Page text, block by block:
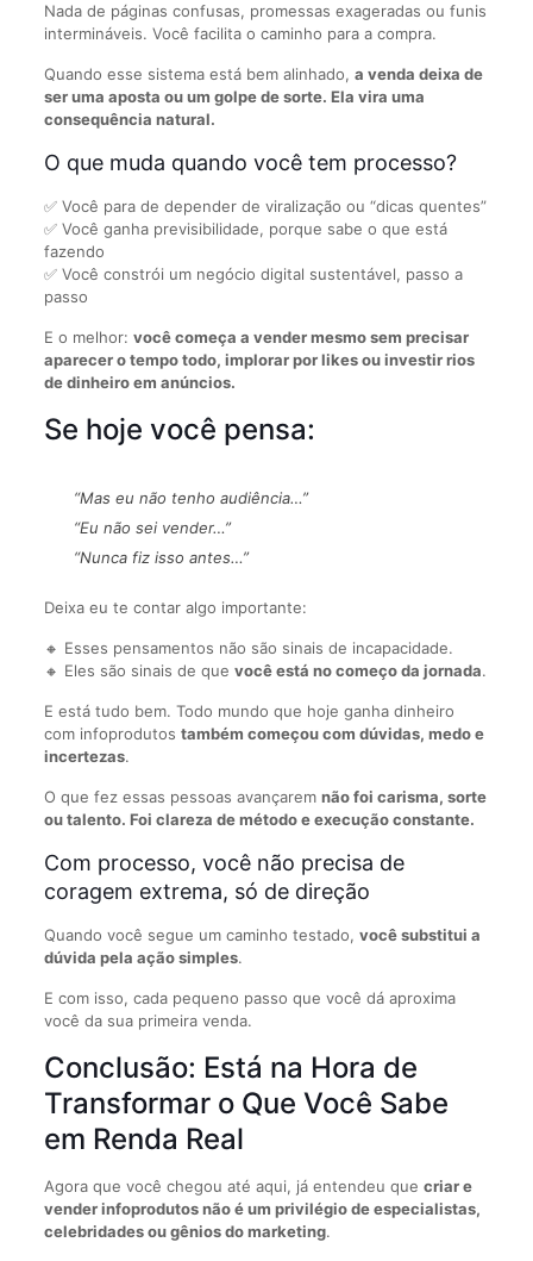
Nada de páginas confusas, promessas exageradas ou funis
intermináveis. Você facilita o caminho para a compra.
Quando esse sistema está bem alinhado, a venda deixa de
ser uma aposta ou um golpe de sorte. Ela vira uma
consequência natural.
O que muda quando você tem processo?
✅ Você para de depender de viralização ou “dicas quentes”
✅ Você ganha previsibilidade, porque sabe o que está
fazendo
✅ Você constrói um negócio digital sustentável, passo a
passo
E o melhor: você começa a vender mesmo sem precisar
aparecer o tempo todo, implorar por likes ou investir rios
de dinheiro em anúncios.
Se hoje você pensa:
“Mas eu não tenho audiência…”
“Eu não sei vender…”
“Nunca fiz isso antes…”
Deixa eu te contar algo importante:
🔸 Esses pensamentos não são sinais de incapacidade.
🔸 Eles são sinais de que você está no começo da jornada.
E está tudo bem. Todo mundo que hoje ganha dinheiro
com infoprodutos também começou com dúvidas, medo e
incertezas.
O que fez essas pessoas avançarem não foi carisma, sorte
ou talento. Foi clareza de método e execução constante.
Com processo, você não precisa de
coragem extrema, só de direção
Quando você segue um caminho testado, você substitui a
dúvida pela ação simples.
E com isso, cada pequeno passo que você dá aproxima
você da sua primeira venda.
Conclusão: Está na Hora de
Transformar o Que Você Sabe
em Renda Real
Agora que você chegou até aqui, já entendeu que criar e
vender infoprodutos não é um privilégio de especialistas,
celebridades ou gênios do marketing.